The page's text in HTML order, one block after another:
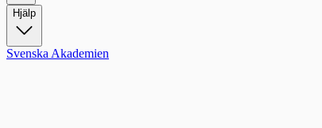
Hjälp
Svenska Akademien